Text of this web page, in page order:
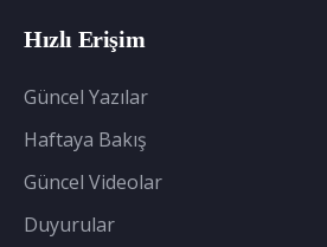
Hızlı Erişim
Güncel Yazılar
Haftaya Bakış
Güncel Videolar
Duyurular